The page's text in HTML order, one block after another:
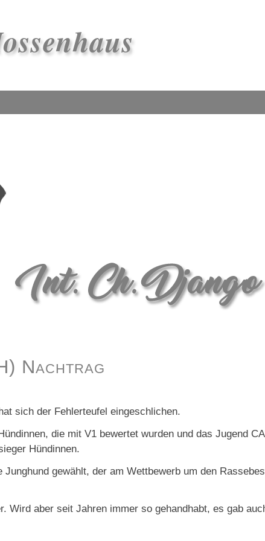
Nachtrag
sich der Fehlerteufel eingeschlichen.
die mit V1 bewertet wurden und das Jugend
Hündinnen.
gewählt, der am Wettbewerb um den
Wird aber seit Jahren immer so gehandhabt, es gab